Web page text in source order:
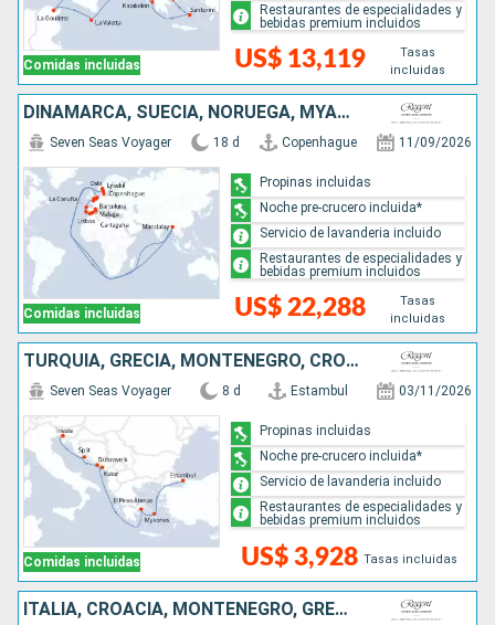
Comidas incluidas US$ 13,119
Tasas
incluidas
Restaurantes de especialidades y
bebidas premium incluidos
DINAMARCA, SUECIA, NORUEGA, MYANMAR, PAISES BAJOS, REINO UNIDO, BÉLGICA, FRANCIA, ESPAÑA, PORTUGAL
Comidas incluidas
Seven Seas Voyager 18 d Copenhague 11/09/2026
US$ 22,288
Tasas
incluidas
Propinas incluidas
Noche pre-crucero incluida*
Servicio de lavanderia incluido
Restaurantes de especialidades y
bebidas premium incluidos
TURQUÍA, GRECIA, MONTENEGRO, CROACIA, ITALIA
Comidas incluidas
Seven Seas Voyager 8 d Estambul 03/11/2026
US$ 3,928 Tasas incluidas
Propinas incluidas
Noche pre-crucero incluida*
Servicio de lavanderia incluido
Restaurantes de especialidades y
bebidas premium incluidos
ITALIA, CROACIA, MONTENEGRO, GRECIA